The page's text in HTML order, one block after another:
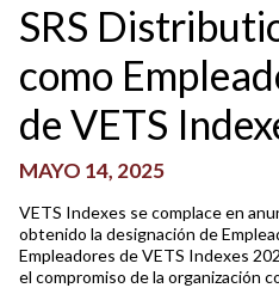
SRS
como
de VETS
MAYO 14, 2025
VETS Indexes se complace en
obtenido la designación de
Empleadores de VETS Indexes
el compromiso de la organización